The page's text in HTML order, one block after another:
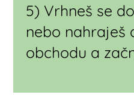
5) Vrhneš se
nebo nahraješ
obchodu a